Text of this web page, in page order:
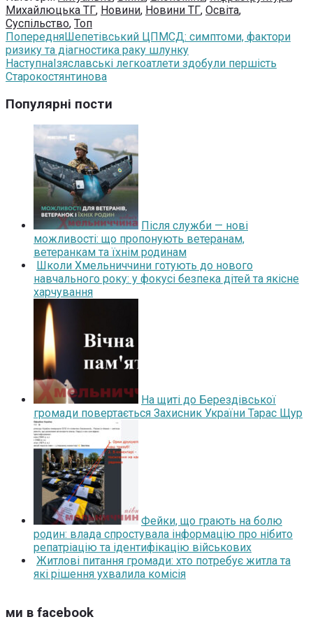
Михайлюцька ТГ, Новини, Новини ТГ, Освіта,
Суспільство, Топ
ПопередняШепетівський ЦПМСД: симптоми, фактори
ризику та діагностика раку шлунку
НаступнаІзяславські легкоатлети здобули першість
Старокостянтинова
Популярні пости
Після служби — нові
можливості: що пропонують ветеранам,
ветеранкам та їхнім родинам
Школи Хмельниччини готують до нового
навчального року: у фокусі безпека дітей та якісне
харчування
На щиті до Берездівської
громади повертається Захисник України Тарас Щур
Фейки, що грають на болю
родин: влада спростувала інформацію про нібито
репатріацію та ідентифікацію військових
Житлові питання громади: хто потребує житла та
які рішення ухвалила комісія
ми в facebook